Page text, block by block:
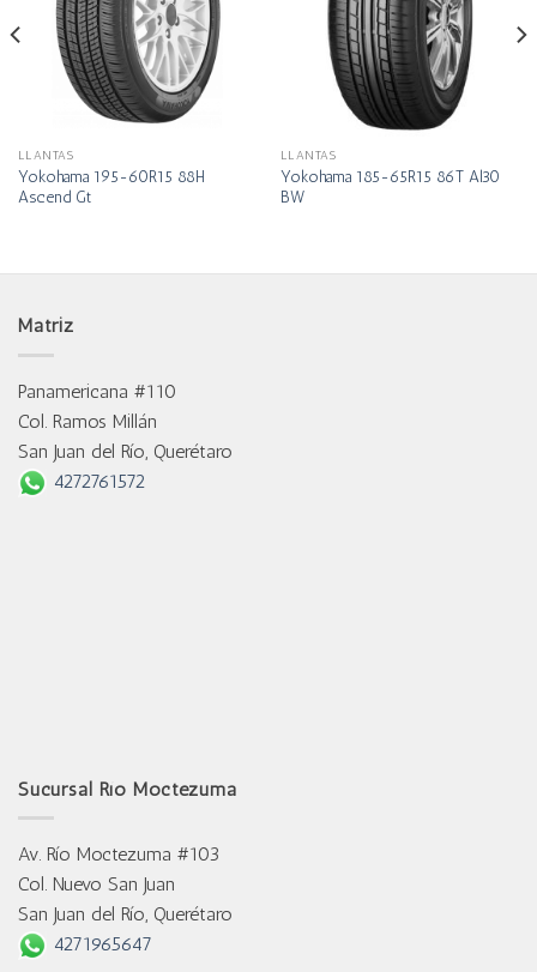
LLANTAS
Yokohama 195-60R15 88H
Ascend Gt
LLANTAS
Yokohama 185-65R15 86T Al30
BW
Matriz
Panamericana #110
Col. Ramos Millán
San Juan del Río, Querétaro
4272761572
Sucursal Río Moctezuma
Av. Río Moctezuma #103
Col. Nuevo San Juan
San Juan del Río, Querétaro
4271965647